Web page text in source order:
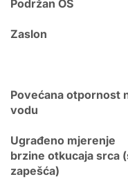
Podržan OS
Zaslon
Povećana otpornost
vodu
Ugrađeno mjerenje
brzine otkucaja srca
zapešća)